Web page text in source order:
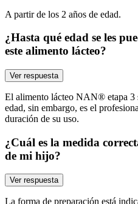
A partir de los 2 años de edad.
¿Hasta qué edad se les
este alimento lácteo?
Ver respuesta
El alimento lácteo NAN® etapa 3
edad, sin embargo, es el
duración de su uso.
¿Cuál es la medida
de mi hijo?
Ver respuesta
La forma de preparación está